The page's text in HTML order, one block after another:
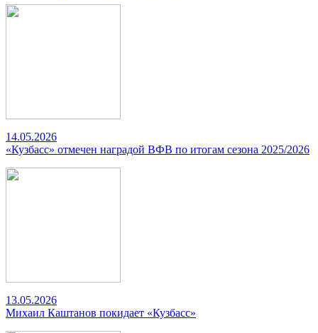
14.05.2026
«Кузбасс» отмечен наградой ВФВ по итогам сезона 2025/2026
13.05.2026
Михаил Каштанов покидает «Кузбасс»